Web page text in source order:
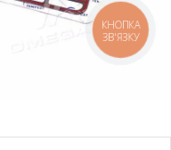
КНОПКА
ЗВ'ЯЗКУ